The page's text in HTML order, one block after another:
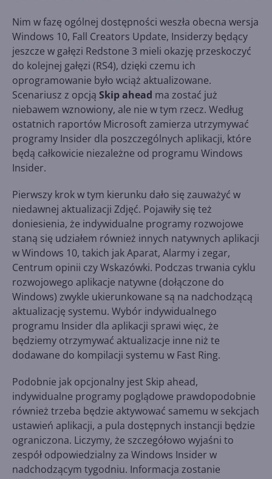
Nim w fazę ogólnej dostępności weszła obecna wersja
Windows 10, Fall Creators Update, Insiderzy będący
jeszcze w gałęzi Redstone 3 mieli okazję przeskoczyć
do kolejnej gałęzi (RS4), dzięki czemu ich
oprogramowanie było wciąż aktualizowane.
Scenariusz z opcją Skip ahead ma zostać już
niebawem wznowiony, ale nie w tym rzecz. Według
ostatnich raportów Microsoft zamierza utrzymywać
programy Insider dla poszczególnych aplikacji, które
będą całkowicie niezależne od programu Windows
Insider.
Pierwszy krok w tym kierunku dało się zauważyć w
niedawnej aktualizacji Zdjęć. Pojawiły się też
doniesienia, że indywidualne programy rozwojowe
staną się udziałem również innych natywnych aplikacji
w Windows 10, takich jak Aparat, Alarmy i zegar,
Centrum opinii czy Wskazówki. Podczas trwania cyklu
rozwojowego aplikacje natywne (dołączone do
Windows) zwykle ukierunkowane są na nadchodzącą
aktualizację systemu. Wybór indywidualnego
programu Insider dla aplikacji sprawi więc, że
będziemy otrzymywać aktualizacje inne niż te
dodawane do kompilacji systemu w Fast Ring.
Podobnie jak opcjonalny jest Skip ahead,
indywidualne programy poglądowe prawdopodobnie
również trzeba będzie aktywować samemu w sekcjach
ustawień aplikacji, a pula dostępnych instancji będzie
ograniczona. Liczymy, że szczegółowo wyjaśni to
zespół odpowiedzialny za Windows Insider w
nadchodzącym tygodniu. Informacja zostanie